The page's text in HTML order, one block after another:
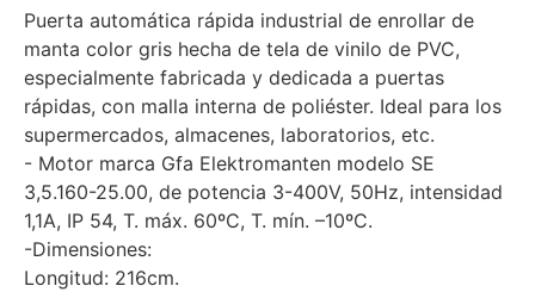
Puerta automática rápida industrial de enrollar de
manta color gris hecha de tela de vinilo de PVC,
especialmente fabricada y dedicada a puertas
rápidas, con malla interna de poliéster. Ideal para los
supermercados, almacenes, laboratorios, etc.
- Motor marca Gfa Elektromanten modelo SE
3,5.160-25.00, de potencia 3-400V, 50Hz, intensidad
1,1A, IP 54, T. máx. 60ºC, T. mín. –10ºC.
-Dimensiones:
Longitud: 216cm.